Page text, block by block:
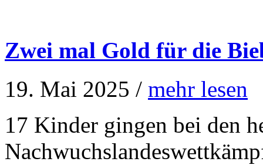
Zwei mal Gold für die
19. Mai 2025 / mehr lesen
17 Kinder gingen bei den